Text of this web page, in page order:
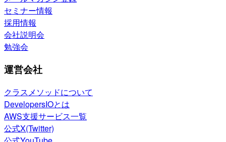
セミナー情報
採用情報
会社説明会
勉強会
運営会社
クラスメソッドについて
DevelopersIOとは
AWS支援サービス一覧
公式X(Twitter)